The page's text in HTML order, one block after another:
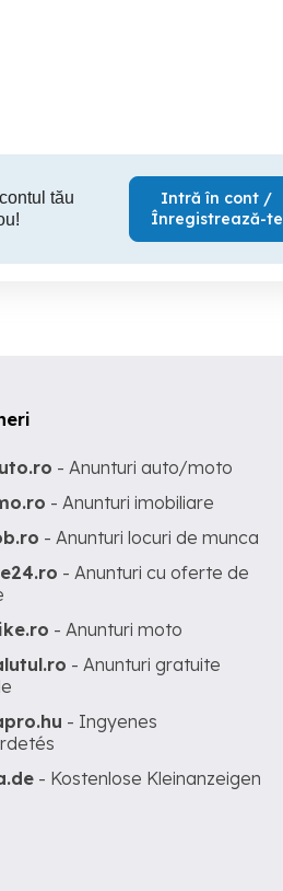
tău
Intră în cont /
Înregistrează-te
- Anunturi auto/moto
- Anunturi imobiliare
- Anunturi locuri de munca
- Anunturi cu oferte de
- Anunturi moto
- Anunturi gratuite
- Ingyenes
- Kostenlose Kleinanzeigen